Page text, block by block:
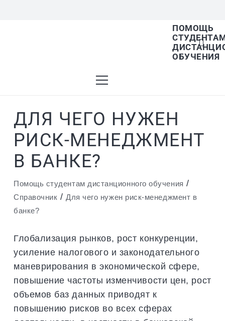
ПОМОЩЬ
ОБУЧЕНИЯ
списке найденных результатов используйте
вверх и вниз для выбора и Enter для
на нужную страницу. Если у вас
с тачскрином, используйте
ДЛЯ ЧЕГО НУЖЕН
РИСК-МЕНЕДЖМЕНТ
В БАНКЕ?
Помощь студентам дистанционного обучения /
Справочник /Для чего нужен риск-менеджмент в
банке?
Глобализация рынков, рост конкуренции,
усиление налогового и законодательного
маневрирования в экономической сфере,
повышение частоты изменчивости цен, рост
объемов баз данных приводят к
повышению рисков во всех сферах